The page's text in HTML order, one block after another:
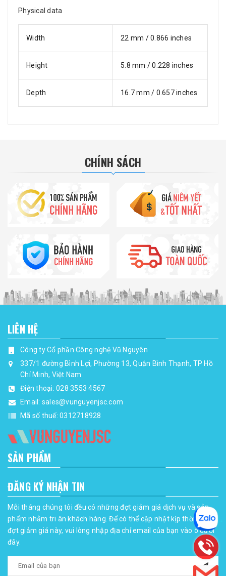
Physical data
Width 22 mm / 0.866 inches
Height 5.8 mm / 0.228 inches
Depth 16.7 mm / 0.657 inches
CHÍNH SÁCH
LIÊN HỆ
Công ty Cổ phần Công nghệ Vũ Nguyên
337/1 đường Bình Lợi, Phường 13, Quận Bình Thạnh, TP Hồ
Chí Minh, Việt Nam
Điện thoại: 028 3553 4567
Email: sales@vunguyenjsc.com
Mã số thuế: 0312718928
SẢN PHẨM
ĐĂNG KÝ NHẬN TIN
Mỗi tháng chúng tôi đều có những đợt giảm giá dịch vụ và sản
phẩm nhằm tri ân khách hàng. Để có thể cập nhật kịp thời những
đợt giảm giá này, vui lòng nhập địa chỉ email của bạn vào ô dưới
đây.